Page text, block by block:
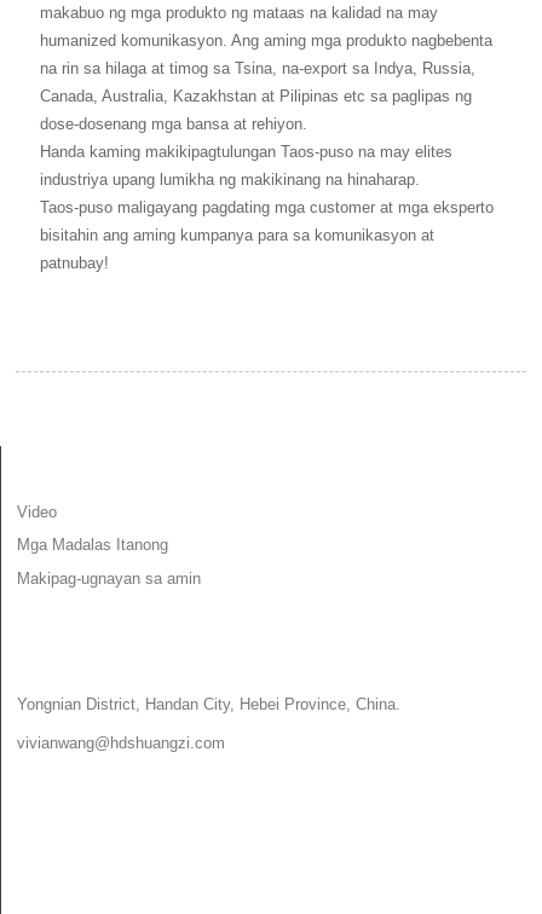
makabuo ng mga produkto ng mataas na kalidad na may
humanized komunikasyon. Ang aming mga produkto nagbebenta
na rin sa hilaga at timog sa Tsina, na-export sa Indya, Russia,
Canada, Australia, Kazakhstan at Pilipinas etc sa paglipas ng
dose-dosenang mga bansa at rehiyon.
Handa kaming makikipagtulungan Taos-puso na may elites
industriya upang lumikha ng makikinang na hinaharap.
Taos-puso maligayang pagdating mga customer at mga eksperto
bisitahin ang aming kumpanya para sa komunikasyon at
patnubay!
Video
Mga Madalas Itanong
Makipag-ugnayan sa amin
Yongnian District, Handan City, Hebei Province, China.
vivianwang@hdshuangzi.com